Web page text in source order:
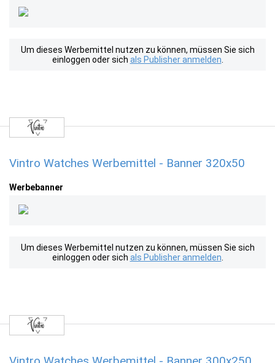
Um dieses Werbemittel nutzen zu können, müssen Sie sich
einloggen oder sich als Publisher anmelden
Vintro Watches Werbemittel - Banner 320x50
Werbebanner
Um dieses Werbemittel nutzen zu können, müssen Sie sich
einloggen oder sich als Publisher anmelden